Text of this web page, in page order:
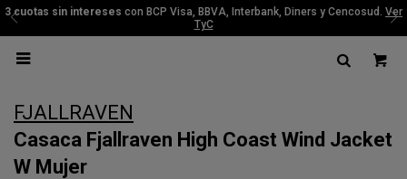
3 cuotas sin intereses con BCP Visa, BBVA, Interbank, Diners y Cencosud. Ver
TyC

FJALLRAVEN
Casaca Fjallraven High Coast Wind Jacket
W Mujer